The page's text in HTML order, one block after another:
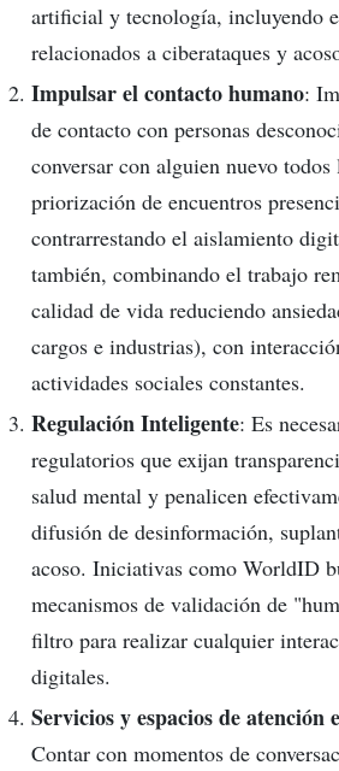
artificial y tecnología, incluyendo
relacionados a ciberataques y
Impulsar el contacto humano:
de contacto con personas
conversar con alguien nuevo
priorización de encuentros
contrarrestando el aislamiento
también, combinando el trabajo
calidad de vida reduciendo
cargos e industrias), con
actividades sociales constantes.
Regulación Inteligente: Es
regulatorios que exijan
salud mental y penalicen
difusión de desinformación,
acoso. Iniciativas como WorldID
mecanismos de validación de
filtro para realizar cualquier
digitales.
Servicios y espacios de atención
Contar con momentos de